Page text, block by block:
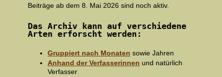
Beiträge ab dem 8. Mai 2026 sind noch aktiv.
Das Archiv kann auf verschiedene
Arten erforscht werden:
Gruppiert nach Monaten sowie Jahren
Anhand der Verfasserinnen und natürlich
Verfasser